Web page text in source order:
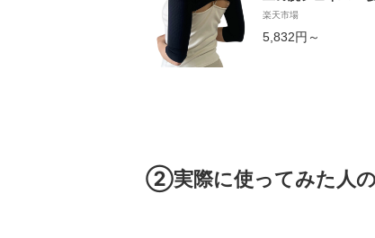
インナー 隠し 痩せ
腕痩せグッズ 着圧
楽天市場
5,832円～
②実際に使ってみた人